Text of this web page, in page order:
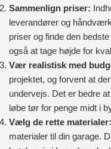
Sammenlign priser:
leverandører og
priser og finde den
også at tage højde for
Vær realistisk med
projektet, og forvent at
undervejs. Det er bedre
løbe tør for penge midt i
Vælg de rette materialer:
materialer til din garage.